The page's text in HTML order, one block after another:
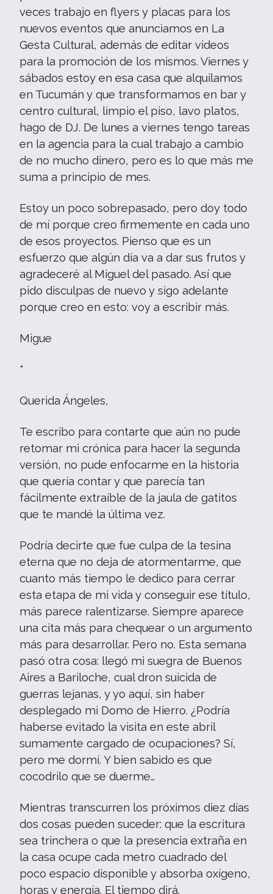
veces trabajo en flyers y placas para los
nuevos eventos que anunciamos en La
Gesta Cultural, además de editar videos
para la promoción de los mismos. Viernes y
sábados estoy en esa casa que alquilamos
en Tucumán y que transformamos en bar y
centro cultural, limpio el piso, lavo platos,
hago de DJ. De lunes a viernes tengo tareas
en la agencia para la cual trabajo a cambio
de no mucho dinero, pero es lo que más me
suma a principio de mes.
Estoy un poco sobrepasado, pero doy todo
de mí porque creo firmemente en cada uno
de esos proyectos. Pienso que es un
esfuerzo que algún día va a dar sus frutos y
agradeceré al Miguel del pasado. Así que
pido disculpas de nuevo y sigo adelante
porque creo en esto: voy a escribir más.
Migue
*
Querida Ángeles,
Te escribo para contarte que aún no pude
retomar mi crónica para hacer la segunda
versión, no pude enfocarme en la historia
que quería contar y que parecía tan
fácilmente extraíble de la jaula de gatitos
que te mandé la última vez.
Podría decirte que fue culpa de la tesina
eterna que no deja de atormentarme, que
cuanto más tiempo le dedico para cerrar
esta etapa de mi vida y conseguir ese título,
más parece ralentizarse. Siempre aparece
una cita más para chequear o un argumento
más para desarrollar. Pero no. Esta semana
pasó otra cosa: llegó mi suegra de Buenos
Aires a Bariloche, cual dron suicida de
guerras lejanas, y yo aquí, sin haber
desplegado mi Domo de Hierro. ¿Podría
haberse evitado la visita en este abril
sumamente cargado de ocupaciones? Sí,
pero me dormí. Y bien sabido es que
cocodrilo que se duerme…
Mientras transcurren los próximos diez días
dos cosas pueden suceder: que la escritura
sea trinchera o que la presencia extraña en
la casa ocupe cada metro cuadrado del
poco espacio disponible y absorba oxígeno,
horas y energía. El tiempo dirá.